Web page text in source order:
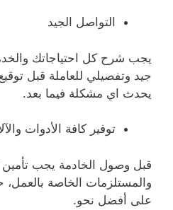
التواصل الجيد
يجب شرح كل احتياجاتك
جيد وتفصيلي للعاملة قبل
يحدث اي مشكلة فيما بعد.
توفير كافة الأدوات
قبل وصول الخادمة يجب تأمين
والمستلزمات الخاصة بالعمل،
على أفضل نحو.